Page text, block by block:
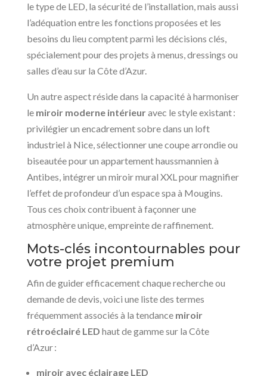
le type de LED, la sécurité de l’installation, mais aussi
l’adéquation entre les fonctions proposées et les
besoins du lieu comptent parmi les décisions clés,
spécialement pour des projets à menus, dressings ou
salles d’eau sur la Côte d’Azur.
Un autre aspect réside dans la capacité à harmoniser
le miroir moderne intérieuravec le style existant :
privilégier un encadrement sobre dans un loft
industriel à Nice, sélectionner une coupe arrondie ou
biseautée pour un appartement haussmannien à
Antibes, intégrer un miroir mural XXL pour magnifier
l’effet de profondeur d’un espace spa à Mougins.
Tous ces choix contribuent à façonner une
atmosphère unique, empreinte de raffinement.
Mots-clés incontournables pour
votre projet premium
Afin de guider efficacement chaque recherche ou
demande de devis, voici une liste des termes
fréquemment associés à la tendance miroir
rétroéclairé LED haut de gamme sur la Côte
d’Azur :
miroir avec éclairage LED